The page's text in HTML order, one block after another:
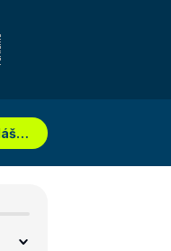
Přihlášení